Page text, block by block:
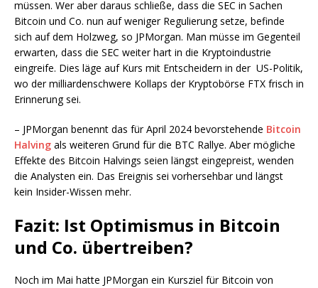
müssen. Wer aber daraus schließe, dass die SEC in Sachen
Bitcoin und Co. nun auf weniger Regulierung setze, befinde
sich auf dem Holzweg, so JPMorgan. Man müsse im Gegenteil
erwarten, dass die SEC weiter hart in die Kryptoindustrie
eingreife. Dies läge auf Kurs mit Entscheidern in der US-Politik,
wo der milliardenschwere Kollaps der Kryptobörse FTX frisch in
Erinnerung sei.
– JPMorgan benennt das für April 2024 bevorstehende Bitcoin
Halving als weiteren Grund für die BTC Rallye. Aber mögliche
Effekte des Bitcoin Halvings seien längst eingepreist, wenden
die Analysten ein. Das Ereignis sei vorhersehbar und längst
kein Insider-Wissen mehr.
Fazit: Ist Optimismus in Bitcoin
und Co. übertreiben?
Noch im Mai hatte JPMorgan ein Kursziel für Bitcoin von